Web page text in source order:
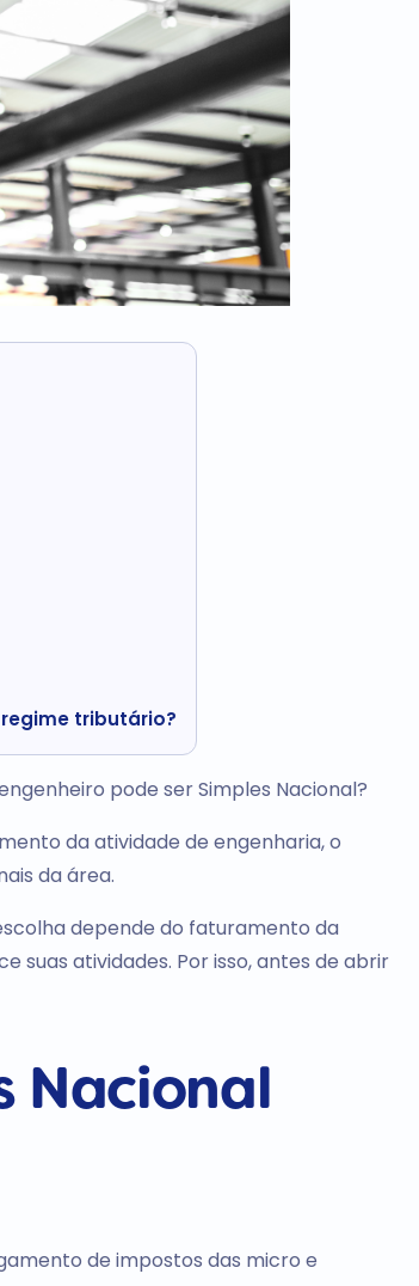
tributário?
pode ser Simples Nacional?
da atividade de engenharia, o
da área.
depende do faturamento da
suas atividades. Por isso, antes de abrir
Nacional
de impostos das micro e